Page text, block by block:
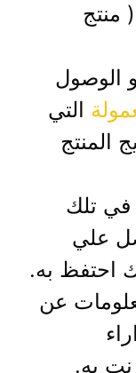
منتج
الوصول
التي
المنتج
في تلك
علي
احتفظ به.
عن
به.